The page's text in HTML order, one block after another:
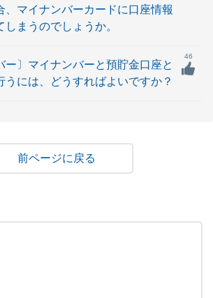
、マイナンバーカードに口座情報
しまうのでしょうか。
ー〕マイナンバーと預貯金口座と
うには、どうすればよいですか？
46
戻る